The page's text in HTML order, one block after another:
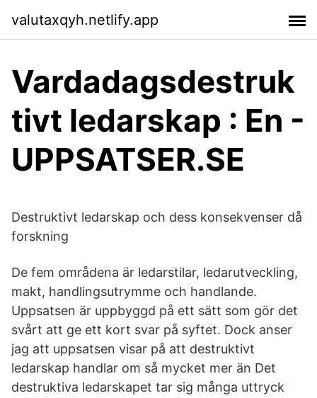
valutaxqyh.netlify.app
Vardadagsdestruk
tivt ledarskap : En -
UPPSATSER.SE
Destruktivt ledarskap och dess konsekvenser då
forskning
De fem områdena är ledarstilar, ledarutveckling,
makt, handlingsutrymme och handlande.
Uppsatsen är uppbyggd på ett sätt som gör det
svårt att ge ett kort svar på syftet. Dock anser
jag att uppsatsen visar på att destruktivt
ledarskap handlar om så mycket mer än Det
destruktiva ledarskapet tar sig många uttryck